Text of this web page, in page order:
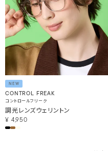
NEW
CONTROL FREAK
コントロールフリーク
調光レンズウェリントン
¥ 4,950